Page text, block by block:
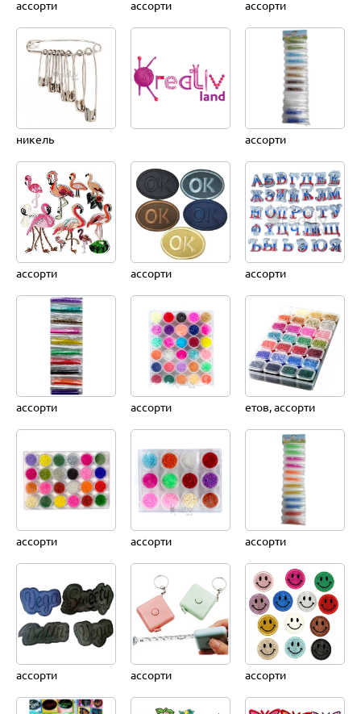
ассорти ассорти ассорти
никель ассорти
ассорти ассорти ассорти
ассорти ассорти етов, ассорти
ассорти ассорти ассорти
ассорти ассорти ассорти